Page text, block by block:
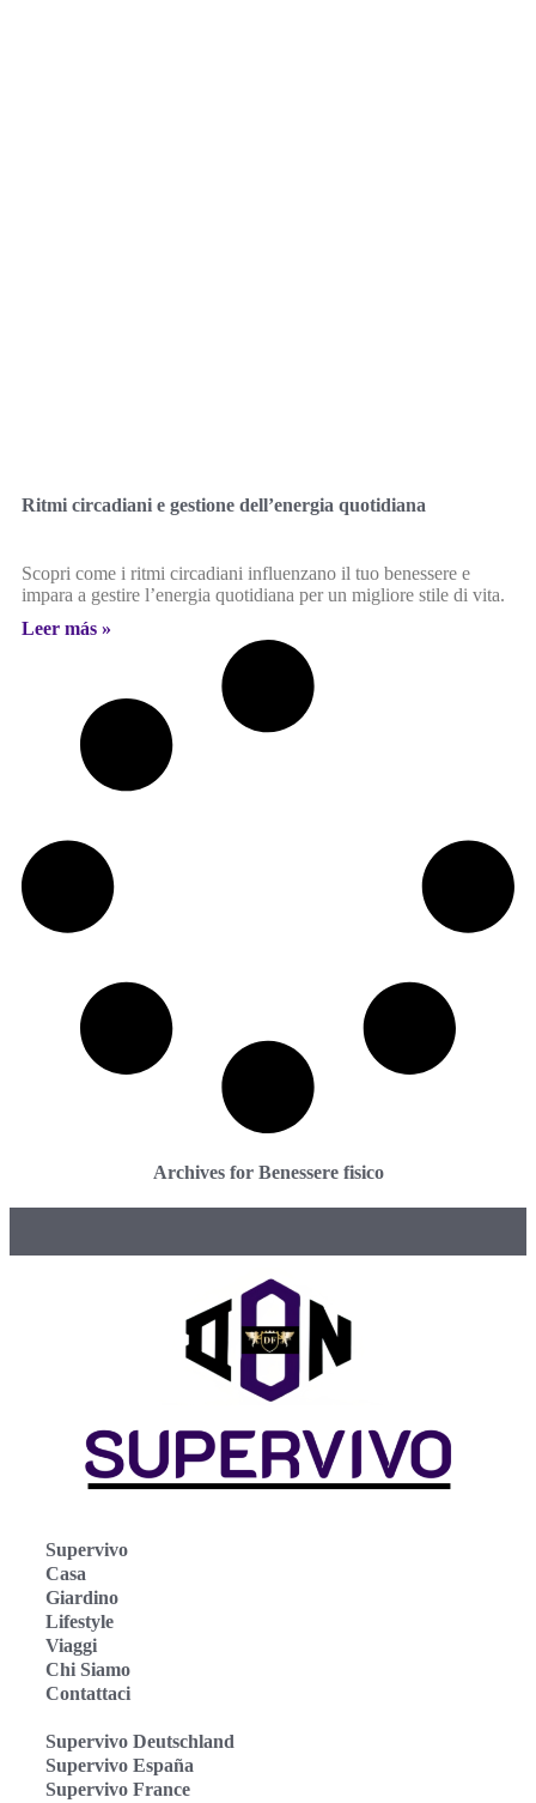
Ritmi circadiani e gestione dell’energia quotidiana
Scopri come i ritmi circadiani influenzano il tuo benessere e
impara a gestire l’energia quotidiana per un migliore stile di vita.
Leer más »
Archives for Benessere fisico
Supervivo
Casa
Giardino
Lifestyle
Viaggi
Chi Siamo
Contattaci
Supervivo Deutschland
Supervivo España
Supervivo France